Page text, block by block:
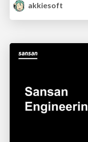
akkiesoft